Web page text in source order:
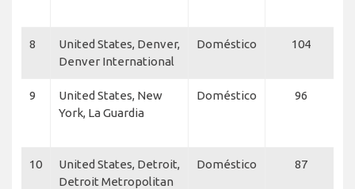
8
United States, Denver,
Denver International
Doméstico 104
9
United States, New
York, La Guardia
Doméstico 96
10
United States, Detroit,
Detroit Metropolitan
Doméstico 87